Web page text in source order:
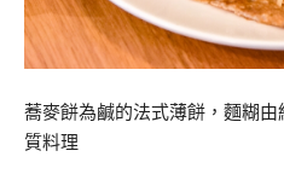
蕎麥餅為鹹的法式薄餅，麵糊
質料理